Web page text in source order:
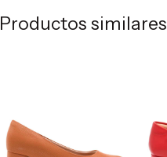
Productos similares